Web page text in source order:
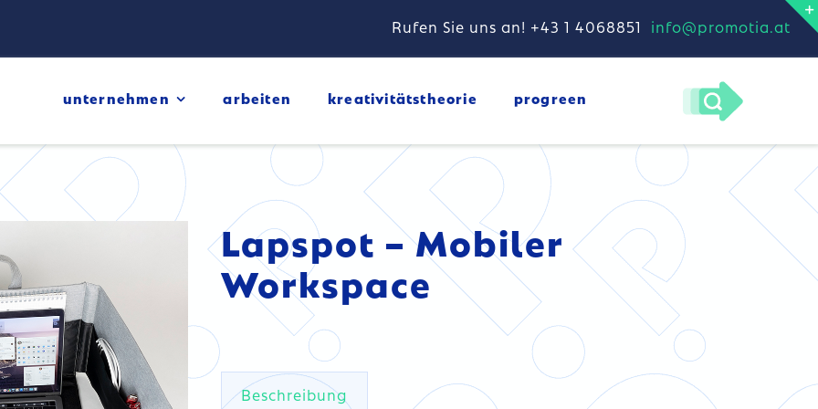
Rufen Sie uns an! +43 1 4068851 info@promotia.at
unternehmen arbeiten kreativitätstheorie progreen
Lapspot – Mobiler
Workspace
Beschreibung